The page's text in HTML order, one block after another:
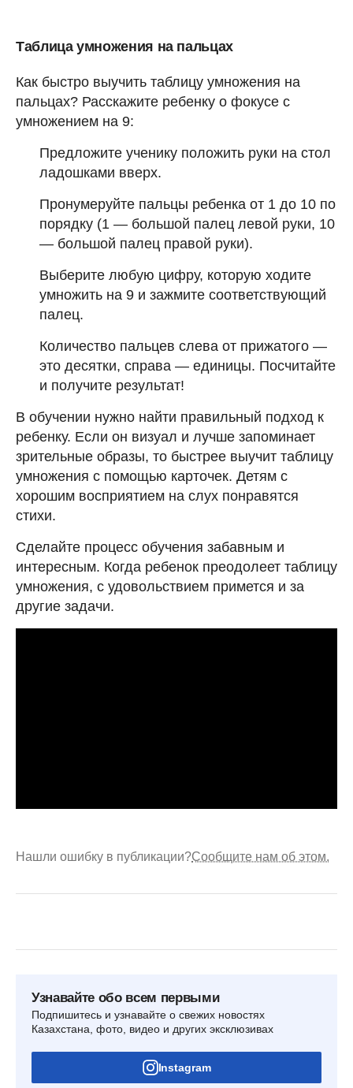
Таблица умножения на пальцах
Как быстро выучить таблицу умножения на
пальцах? Расскажите ребенку о фокусе с
умножением на 9:
Предложите ученику положить руки на стол
ладошками вверх.
Пронумеруйте пальцы ребенка от 1 до 10 по
порядку (1 — большой палец левой руки, 10
— большой палец правой руки).
Выберите любую цифру, которую ходите
умножить на 9 и зажмите соответствующий
палец.
Количество пальцев слева от прижатого —
это десятки, справа — единицы. Посчитайте
и получите результат!
В обучении нужно найти правильный подход к
ребенку. Если он визуал и лучше запоминает
зрительные образы, то быстрее выучит таблицу
умножения с помощью карточек. Детям с
хорошим восприятием на слух понравятся
стихи.
Сделайте процесс обучения забавным и
интересным. Когда ребенок преодолеет таблицу
умножения, с удовольствием примется и за
другие задачи.
Нашли ошибку в публикации?Сообщите нам об этом.
Узнавайте обо всем первыми
Подпишитесь и узнавайте о свежих новостях
Казахстана, фото, видео и других эксклюзивах
Instagram